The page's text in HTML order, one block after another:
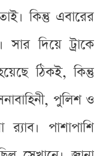
কিন্তু এবারের
দিয়ে ট্রাকে
ঠিকই, কিন্তু
পুলিশ ও
র‍্যাব। পাশাপাশি